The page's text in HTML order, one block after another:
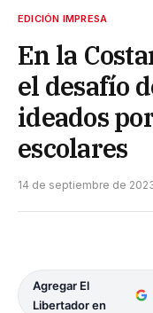
EDICIÓN IMPRESA
En la
el desafío
ideados
escolares
14 de septiembre de
Agregar El
Libertador en